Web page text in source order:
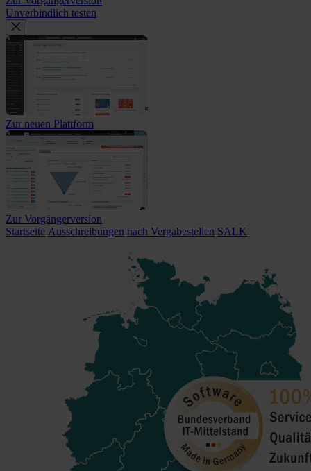
Unverbindlich testen
Zur neuen Plattform
Zur Vorgängerversion
Startseite Ausschreibungen nach Vergabestellen SALK